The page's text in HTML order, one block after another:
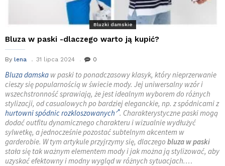
Bluzki damskie
Bluza w paski -dlaczego warto ją kupić?
By lena 31 lipca 2024 0
Bluza damska w paski to ponadczasowy klasyk, który nieprzerwanie
cieszy się popularnością w świecie mody. Jej uniwersalny wzór i
wszechstronność sprawiają, że jest idealnym wyborem do różnych
stylizacji, od casualowych po bardziej eleganckie, np. z spódnicami z
hurtowni spódnic rozkloszowanych . Charakterystyczne paski mogą
dodać outfitu dynamicznego charakteru i wizualnie wydłużyć
sylwetkę, a jednocześnie pozostać subtelnym akcentem w
garderobie. W tym artykule przyjrzymy się, dlaczego bluza w paski
stała się tak ważnym elementem mody i jak można ją stylizować, aby
uzyskać efektowny i modny wygląd w różnych sytuacjach.…